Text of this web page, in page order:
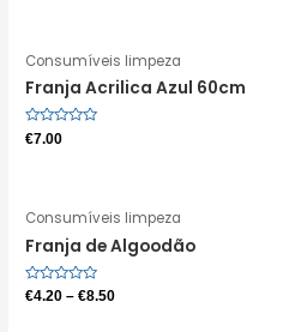
Consumíveis limpeza
Franja Acrilica Azul 60cm
Avaliação
0
€7.00
Consumíveis limpeza
Franja de Algoodão
Avaliação
€4.20 –€8.50